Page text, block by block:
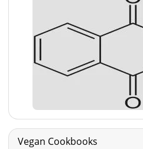
Vegan Cookbooks